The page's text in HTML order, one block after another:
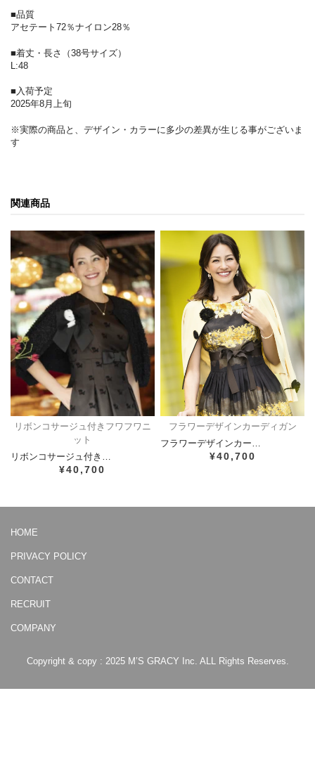
■品質
アセテート72％ナイロン28％
■着丈・長さ（38号サイズ）
L:48
■入荷予定
2025年8月上旬
※実際の商品と、デザイン・カラーに多少の差異が生じる事がございま
す
関連商品
リボンコサージュ付きフワフワニ
ット
リボンコサージュ付き…
¥40,700
フラワーデザインカーディガン
フラワーデザインカー…
¥40,700
HOME
PRIVACY POLICY
CONTACT
RECRUIT
COMPANY
Copyright & copy : 2025 M’S GRACY Inc. ALL Rights Reserves.